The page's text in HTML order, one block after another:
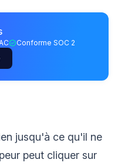
Conforme SOC 2
jusqu'à ce qu'il ne
peut cliquer sur